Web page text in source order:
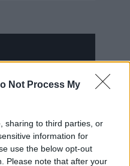
Not Process My
sharing to third parties, or
information for
use the below opt-out
Please note that after your